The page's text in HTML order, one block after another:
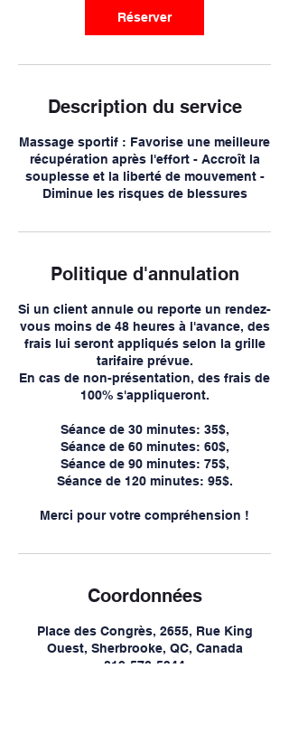
Réserver
Description du service
Massage sportif : Favorise une meilleure
récupération après l'effort - Accroît la
souplesse et la liberté de mouvement -
Diminue les risques de blessures
Politique d'annulation
Si un client annule ou reporte un rendez-
vous moins de 48 heures à l'avance, des
frais lui seront appliqués selon la grille
tarifaire prévue.
En cas de non-présentation, des frais de
100% s'appliqueront.
Séance de 30 minutes: 35$,
Séance de 60 minutes: 60$,
Séance de 90 minutes: 75$,
Séance de 120 minutes: 95$.
Merci pour votre compréhension !
Coordonnées
Place des Congrès, 2655, Rue King
Ouest, Sherbrooke, QC, Canada
819-570-5344